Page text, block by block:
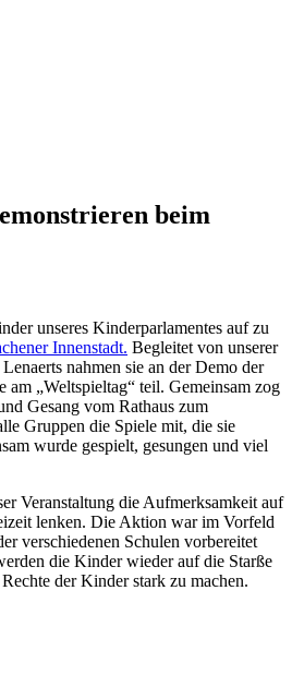
beim
unseres Kinderparlamentes auf zu
Innenstadt. Begleitet von unserer
nahmen sie an der Demo der
am „Weltspieltag“ teil. Gemeinsam zog
Gesang vom Rathaus zum
Gruppen die Spiele mit, die sie
wurde gespielt, gesungen und viel
Veranstaltung die Aufmerksamkeit auf
lenken. Die Aktion war im Vorfeld
verschiedenen Schulen vorbereitet
die Kinder wieder auf die Starße
der Kinder stark zu machen.